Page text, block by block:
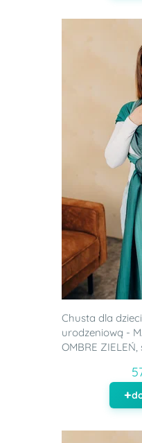
Chusta dla
urodzeniową -
OMBRE ZIELEŃ,